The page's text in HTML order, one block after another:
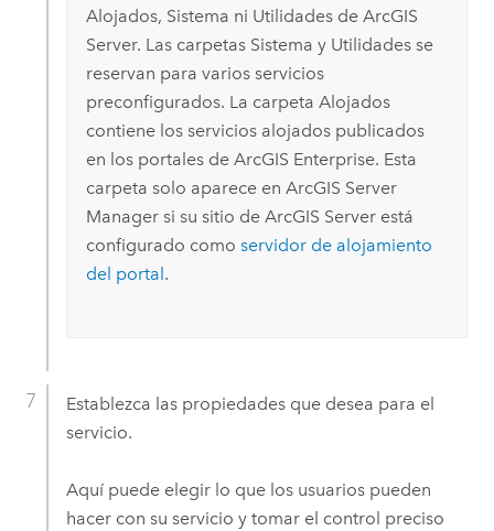
Alojados, Sistema ni Utilidades de ArcGIS
Server. Las carpetas Sistema y Utilidades se
reservan para varios servicios
preconfigurados. La carpeta Alojados
contiene los servicios alojados publicados
en los portales de ArcGIS Enterprise. Esta
carpeta solo aparece en ArcGIS Server
Managersi su sitio de ArcGIS Serverestá
configurado como servidor de alojamiento
del portal.
Establezca las propiedades que desea para el
servicio.
Aquí puede elegir lo que los usuarios pueden
hacer con su servicio y tomar el control preciso